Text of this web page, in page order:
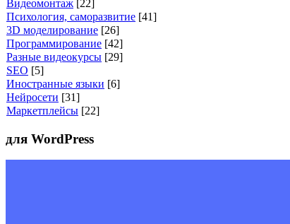
Видеомонтаж [22]
Психология, саморазвитие [41]
3D моделирование [26]
Программирование [42]
Разные видеокурсы [29]
SEO [5]
Иностранные языки [6]
Нейросети [31]
Маркетплейсы [22]
для WordPress